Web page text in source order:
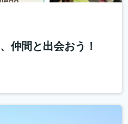
仲間と出会おう！